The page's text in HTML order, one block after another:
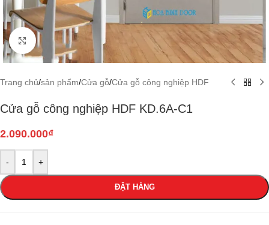
Click to enlarge
Trang chủ/sản phẩm/Cửa gỗ/Cửa gỗ công nghiệp HDF
Cửa gỗ công nghiệp HDF KD.6A-C1
2.090.000₫
- +
ĐẶT HÀNG